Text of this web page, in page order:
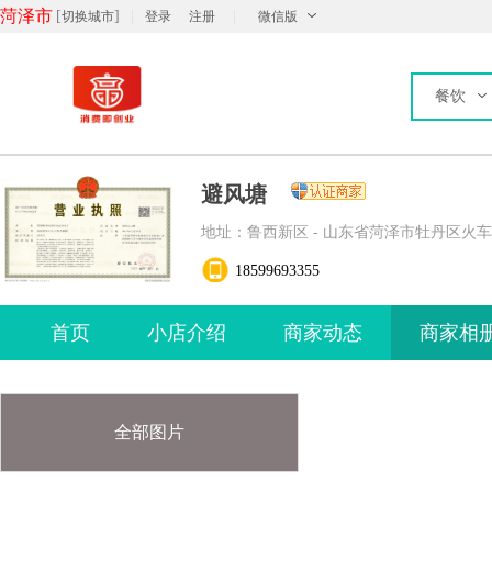
菏泽市 [切换城市] 登录 注册 微信版
餐饮
避风塘
地址：鲁西新区 - 山东省菏泽市牡丹区火
18599693355
首页 小店介绍 商家动态 商家相
全部图片